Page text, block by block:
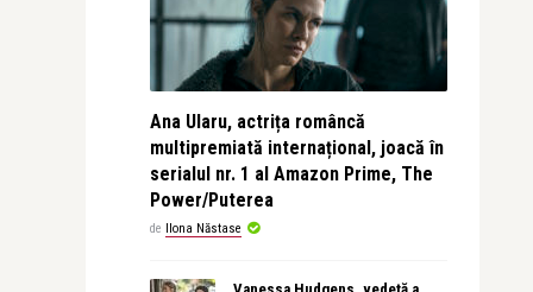
Ana Ularu, actrița româncă
multipremiată internațional, joacă în
serialul nr. 1 al Amazon Prime, The
Power/Puterea
de Ilona Năstase